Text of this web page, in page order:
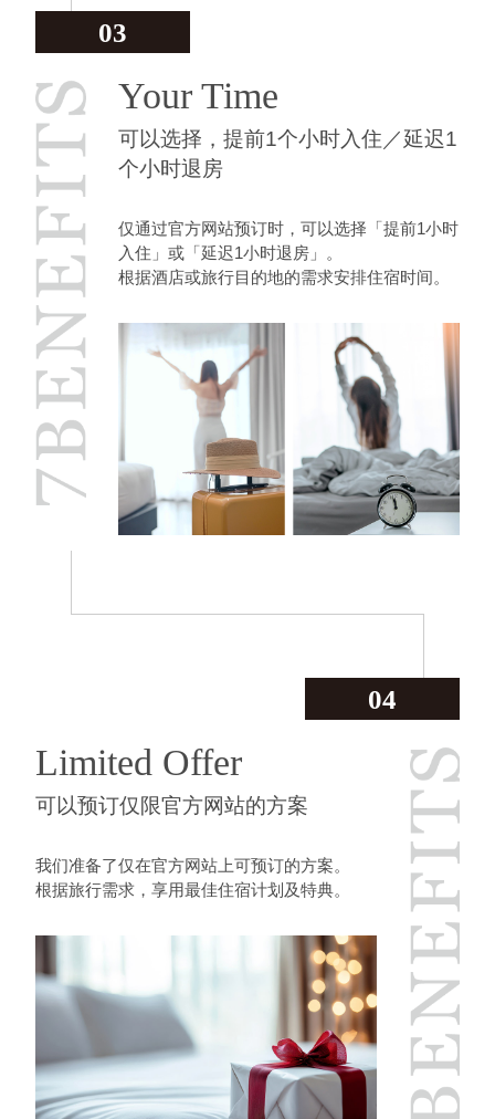
03
Your Time
可以选择，提前1个小时入住／延迟1
个小时退房
仅通过官方网站预订时，可以选择「提前1小时
入住」或「延迟1小时退房」。
根据酒店或旅行目的地的需求安排住宿时间。
04
Limited Offer
可以预订仅限官方网站的方案
我们准备了仅在官方网站上可预订的方案。
根据旅行需求，享用最佳住宿计划及特典。